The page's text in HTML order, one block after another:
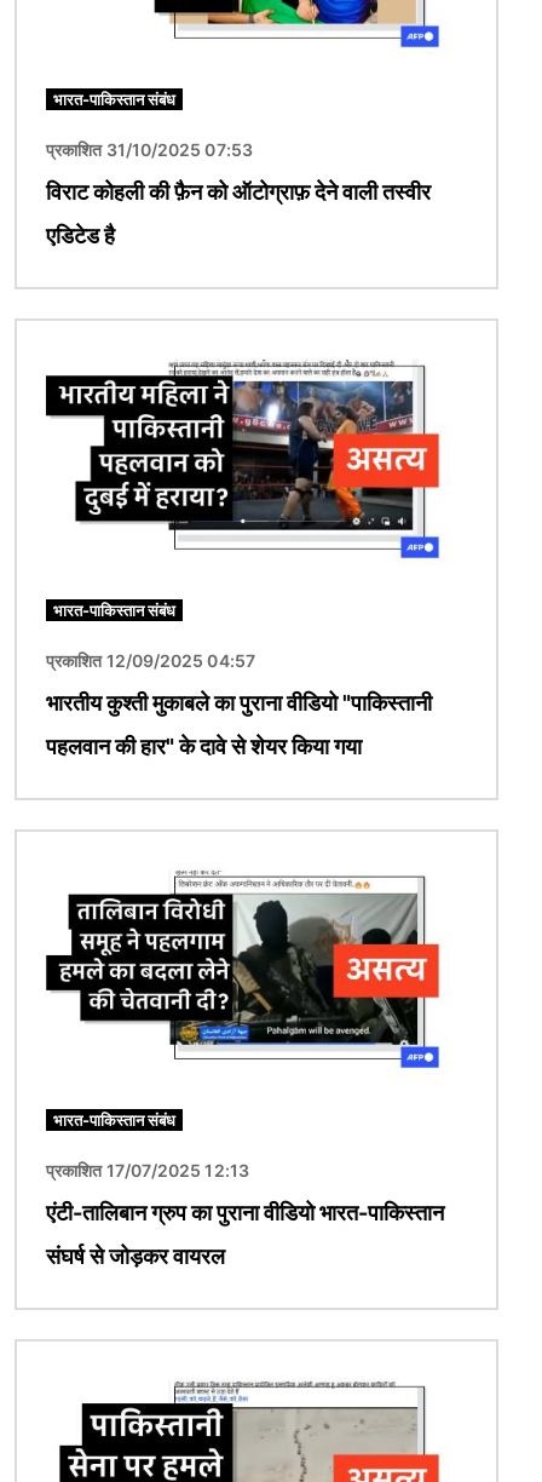
भारत-पाकिस्तान संबंध
प्रकाशित 31/10/2025 07:53
विराट कोहली की फ़ैन को ऑटोग्राफ़ देने वाली तस्वीर
एडिटेड है
भारत-पाकिस्तान संबंध
प्रकाशित 12/09/2025 04:57
भारतीय कुश्ती मुकाबले का पुराना वीडियो "पाकिस्तानी
पहलवान की हार" के दावे से शेयर किया गया
भारत-पाकिस्तान संबंध
प्रकाशित 17/07/2025 12:13
एंटी-तालिबान ग्रुप का पुराना वीडियो भारत-पाकिस्तान
संघर्ष से जोड़कर वायरल